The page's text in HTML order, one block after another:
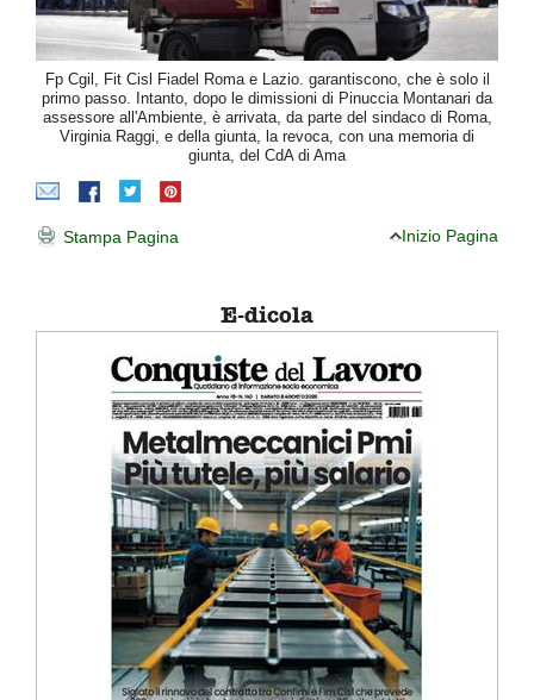
Fp Cgil, Fit Cisl Fiadel Roma e Lazio. garantiscono, che è solo il
primo passo. Intanto, dopo le dimissioni di Pinuccia Montanari da
assessore all'Ambiente, è arrivata, da parte del sindaco di Roma,
Virginia Raggi, e della giunta, la revoca, con una memoria di
giunta, del CdA di Ama
Stampa Pagina Inizio Pagina
E-dicola